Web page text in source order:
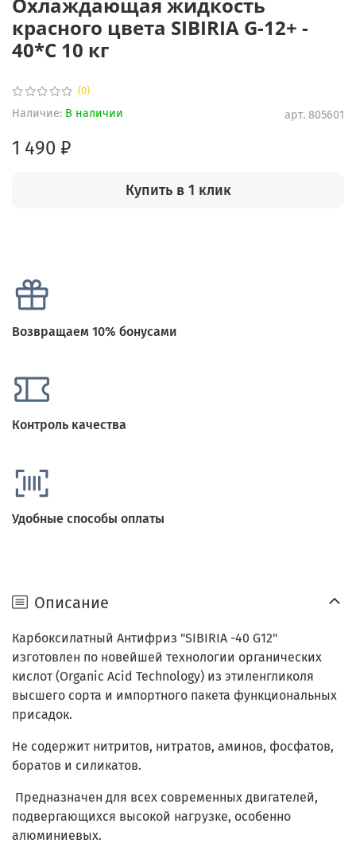
(0)
арт. 805601
Наличие: В наличии
красного цвета SIBIRIA G-12+ -
40*С 10 кг
1 490 ₽
Купить в 1 клик
Возвращаем 10% бонусами
Контроль качества
Удобные способы оплаты
Описание
Карбоксилатный Антифриз "SIBIRIA -40 G12"
изготовлен по новейшей технологии органических
кислот (Organic Acid Technology) из этиленгликоля
высшего сорта и импортного пакета функциональных
присадок.
Не содержит нитритов, нитратов, аминов, фосфатов,
боратов и силикатов.
Предназначен для всех современных двигателей,
подвергающихся высокой нагрузке, особенно
алюминиевых.